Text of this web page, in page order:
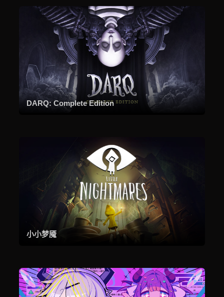
DARQ: Complete Edition
小小梦魇